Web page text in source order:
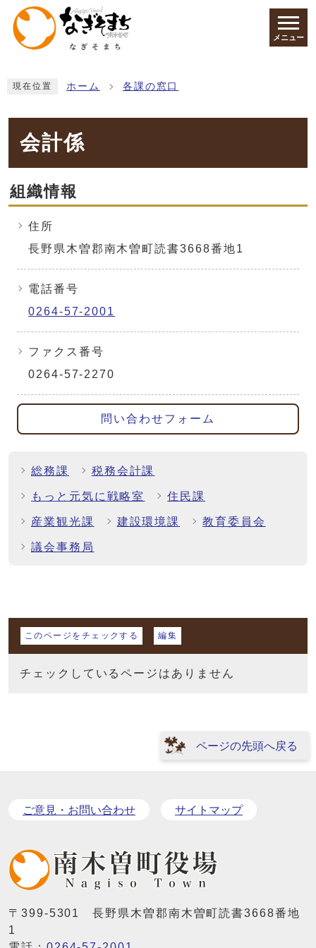
ページの先頭です
メニュー
現在位置 ホーム 各課の窓口
会計係
組織情報
住所
長野県木曽郡南木曽町読書3668番地1
電話番号
0264-57-2001
ファクス番号
0264-57-2270
問い合わせフォーム
総務課 税務会計課
もっと元気に戦略室 住民課
産業観光課 建設環境課 教育委員会
議会事務局
マイページ
このページをチェックする 編集
チェックしているページはありません
ページの先頭へ戻る
ご意見・お問い合わせ サイトマップ
〒399-5301 長野県木曽郡南木曽町読書3668番地
1